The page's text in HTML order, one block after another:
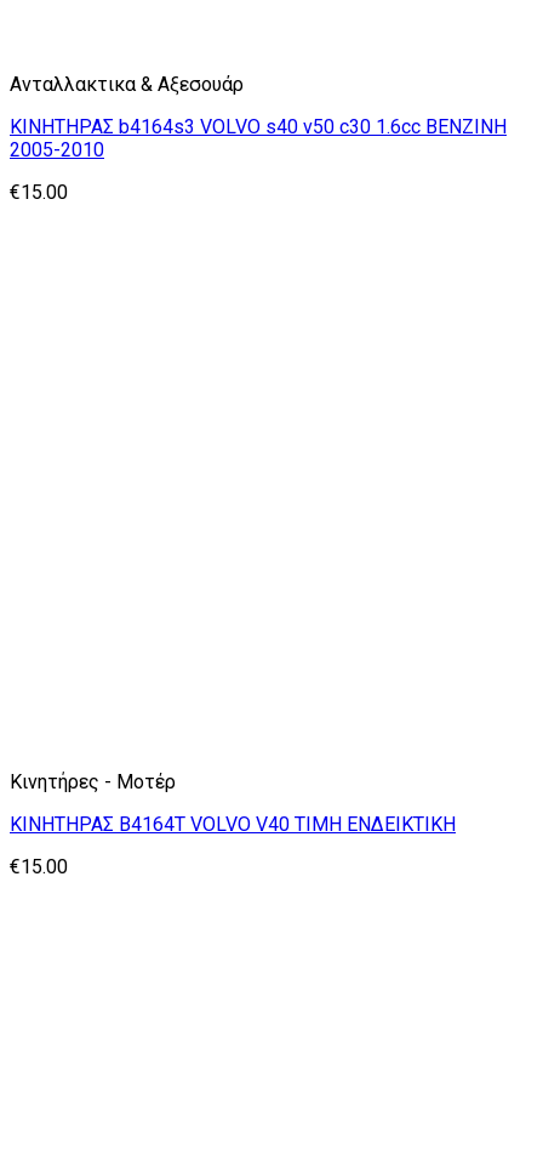
Ανταλλακτικα & Αξεσουάρ
ΚΙΝΗΤΗΡΑΣ b4164s3 VOLVO s40 v50 c30 1.6cc ΒΕΝΖΙΝΗ
2005-2010
€15.00
Κινητήρες - Μοτέρ
ΚΙΝΗΤΗΡΑΣ B4164T VOLVO V40 ΤΙΜΗ ΕΝΔΕΙΚΤΙΚΗ
€15.00